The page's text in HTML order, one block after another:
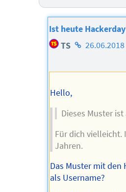
Ist heute
TS Homepage
Autors
Hello,
Dieses Muster
Für dich vielleicht.
Jahren.
Das Muster mit den
als Username?